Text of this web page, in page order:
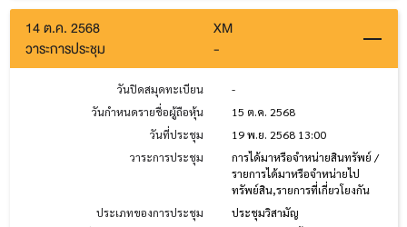
14 ต.ค. 2568
XM
วาระการประชุม
-
วันปิดสมุดทะเบียน
-
วันกำหนดรายชื่อผู้ถือหุ้น
15 ต.ค. 2568
วันที่ประชุม
19 พ.ย. 2568 13:00
วาระการประชุม
การได้มาหรือจำหน่ายสินทรัพย์ /
รายการได้มาหรือจำหน่ายไป
ทรัพย์สิน,รายการที่เกี่ยวโยงกัน
ประเภทของการประชุม
ประชุมวิสามัญ